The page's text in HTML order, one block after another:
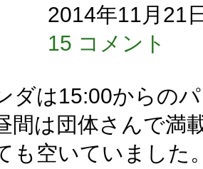
2014年11月21
15 コメント
ダは15:00からの
間は団体さんで満
も空いていました